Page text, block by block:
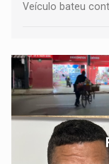
Veículo bateu